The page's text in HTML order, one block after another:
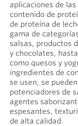
aplicaciones de
contenido de
de proteína de
gama de
salsas, productos
y chocolates,
como quesos y
ingredientes de
se usen, se
potenciadores de
agentes
espesantes,
de alta calidad.